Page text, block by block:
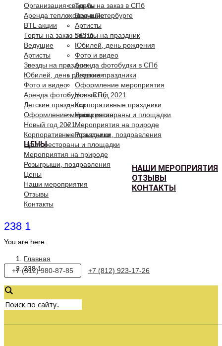
Торты на заказ в СПб
Ведущие
Артисты
Звезды на праздник
Юбилей, день рождения
Фото и видео
Аренда фотобудки в СПб
Детские праздники
Оформление мероприятия
Новый год 2021
Корпоративные праздники
Наши рестораны и площадки
Мероприятия на природе
Розыгрыши, поздравления
ЦЕНЫ
НАШИ МЕРОПРИЯТИЯ
ОТЗЫВЫ
КОНТАКТЫ
Организация свадьбы
Аренда теплоходов в Петербурге
BTL акции
Торты на заказ в СПб
Ведущие
Артисты
Звезды на праздник
Юбилей, день рождения
Фото и видео
Аренда фотобудки в СПб
Детские праздники
Оформление мероприятия
Новый год 2021
Корпоративные праздники
Наши рестораны и площадки
Мероприятия на природе
Розыгрыши, поздравления
Цены
Наши мероприятия
Отзывы
Контакты
238 1
You are here:
Главная
238 1
+7 (812) 980-87-85 +7 (812) 923-17-26